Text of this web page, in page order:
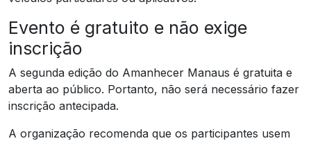
Evento é gratuito e não exige
inscrição
A segunda edição do Amanhecer Manaus é gratuita e
aberta ao público. Portanto, não será necessário fazer
inscrição antecipada.
A organização recomenda que os participantes usem